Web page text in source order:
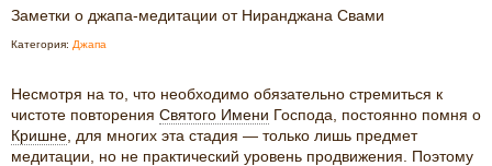
ЗАМЕТКИ
О
ОТ
НИРАНДЖАНА
СВАМИ
Заметки о джапа-медитации от Ниранджана Свами
Категория: Джапа
Несмотря на то, что необходимо обязательно стремиться к
чистоте повторения Святого Имени Господа, постоянно помня о
Кришне , для многих эта стадия — только лишь предмет
медитации, но не практический уровень продвижения. Поэтому